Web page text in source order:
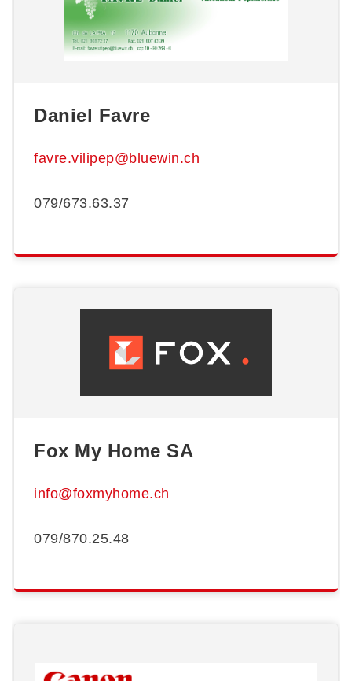
Daniel Favre
favre.vilipep@bluewin.ch
079/673.63.37
Fox My Home SA
info@foxmyhome.ch
079/870.25.48